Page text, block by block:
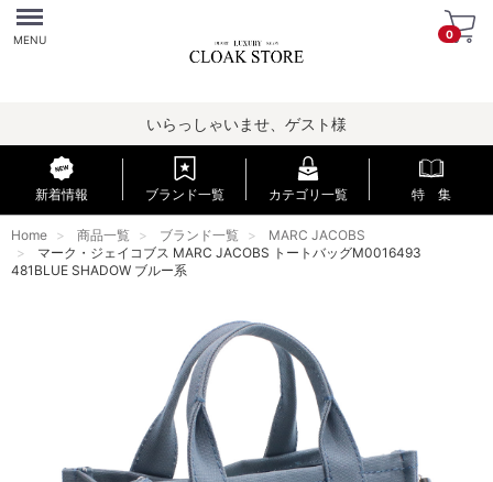
Menu
MENU 0
いらっしゃいませ、ゲスト様
新着情報 ブランド一覧 カテゴリ一覧 特 集
Home 商品一覧 ブランド一覧
MARC JACOBS
マーク・ジェイコブス MARC JACOBS トートバッグM0016493
481BLUE SHADOW ブルー系